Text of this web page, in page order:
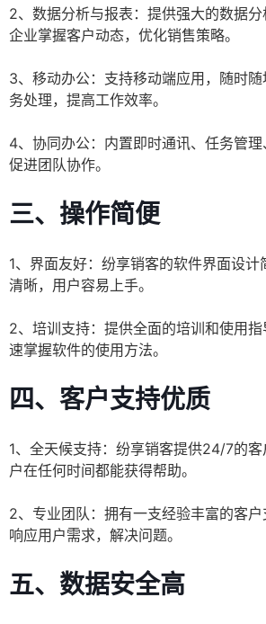
2、数据分析与报表：提供强大的数据
企业掌握客户动态，优化销售策略。
3、移动办公：支持移动端应用，随时
务处理，提高工作效率。
4、协同办公：内置即时通讯、任务管理
促进团队协作。
三、操作简便
1、界面友好：纷享销客的软件界面设计
清晰，用户容易上手。
2、培训支持：提供全面的培训和使用
速掌握软件的使用方法。
四、客户支持优质
1、全天候支持：纷享销客提供24/7的
户在任何时间都能获得帮助。
2、专业团队：拥有一支经验丰富的客
响应用户需求，解决问题。
五、数据安全高